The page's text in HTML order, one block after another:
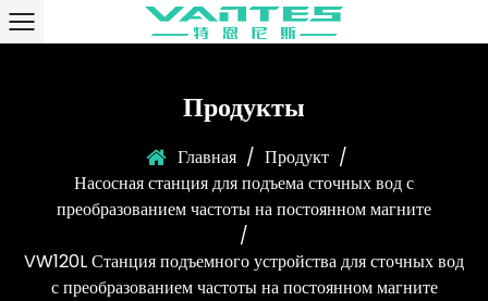
Продукты
Главная / Продукт /
Насосная станция для подъема сточных вод с
преобразованием частоты на постоянном магните
/
VW120L Станция подъемного устройства для сточных вод
с преобразованием частоты на постоянном магните